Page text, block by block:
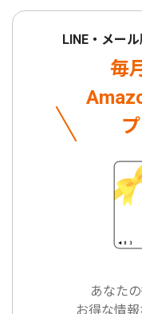
LINE・メー
毎
あなた
お得な情